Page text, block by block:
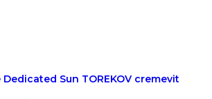
Sun TOREKOV cremevit